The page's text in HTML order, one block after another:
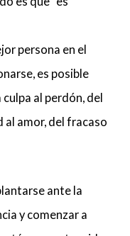
persona en el
es posible
al perdón, del
al amor, del fracaso
ante la
y comenzar a